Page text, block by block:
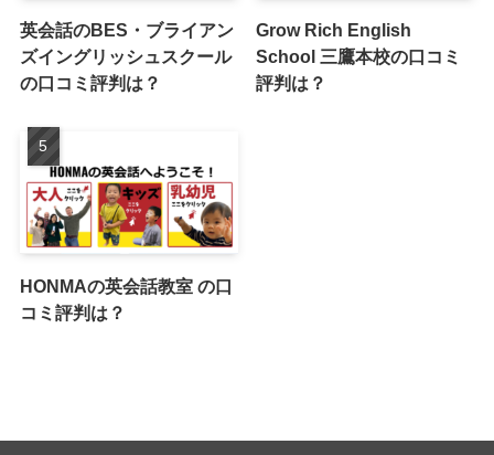
英会話のBES・ブライアン
ズイングリッシュスクール
の口コミ評判は？
Grow Rich English
School 三鷹本校の口コミ
評判は？
HONMAの英会話教室 の口
コミ評判は？